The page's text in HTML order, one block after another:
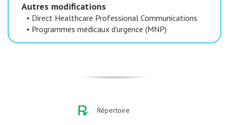
Autres modifications
• Direct Healthcare Professional Communications
• Programmes médicaux d'urgence (MNP)
Répertoire